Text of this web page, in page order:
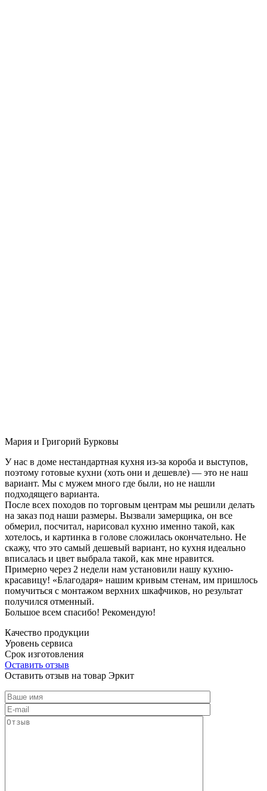
Мария и Григорий Бурковы
У нас в доме нестандартная кухня из-за короба и выступов,
поэтому готовые кухни (хоть они и дешевле) — это не наш
вариант. Мы с мужем много где были, но не нашли
подходящего варианта.
После всех походов по торговым центрам мы решили делать
на заказ под наши размеры. Вызвали замерщика, он все
обмерил, посчитал, нарисовал кухню именно такой, как
хотелось, и картинка в голове сложилась окончательно. Не
скажу, что это самый дешевый вариант, но кухня идеально
вписалась и цвет выбрала такой, как мне нравится.
Примерно через 2 недели нам установили нашу кухню-
красавицу! «Благодаря» нашим кривым стенам, им пришлось
помучиться с монтажом верхних шкафчиков, но результат
получился отменный.
Большое всем спасибо! Рекомендую!
Качество продукции
Уровень сервиса
Срок изготовления
Оставить отзыв
Оставить отзыв на товар Эркит